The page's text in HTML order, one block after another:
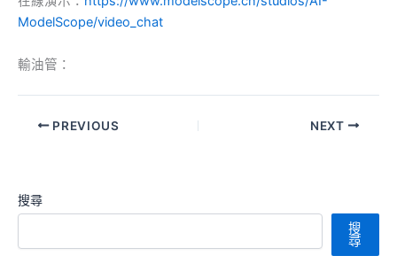
ModelScope/video_chat
輸油管：
PREVIOUS NEXT
搜尋
搜
尋